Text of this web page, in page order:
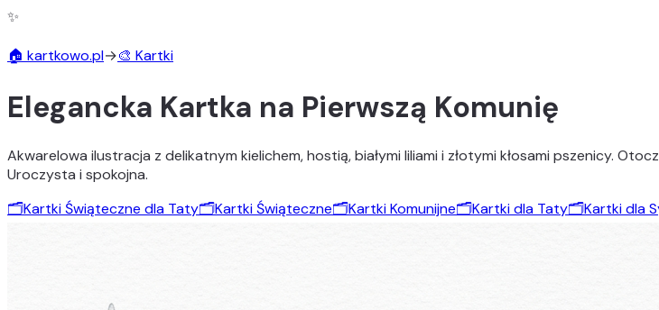
✨
🏠 kartkowo.pl→🎨 Kartki
Elegancka Kartka na Pierwszą Komunię
Akwarelowa ilustracja z delikatnym kielichem, hostią, białymi liliami i złotymi kłosami pszenicy.
Uroczysta i spokojna.
🗂️Kartki Świąteczne dla Taty🗂️Kartki Świąteczne🗂️Kartki Komunijne🗂️Kartki dla Taty🗂️Kartki dla